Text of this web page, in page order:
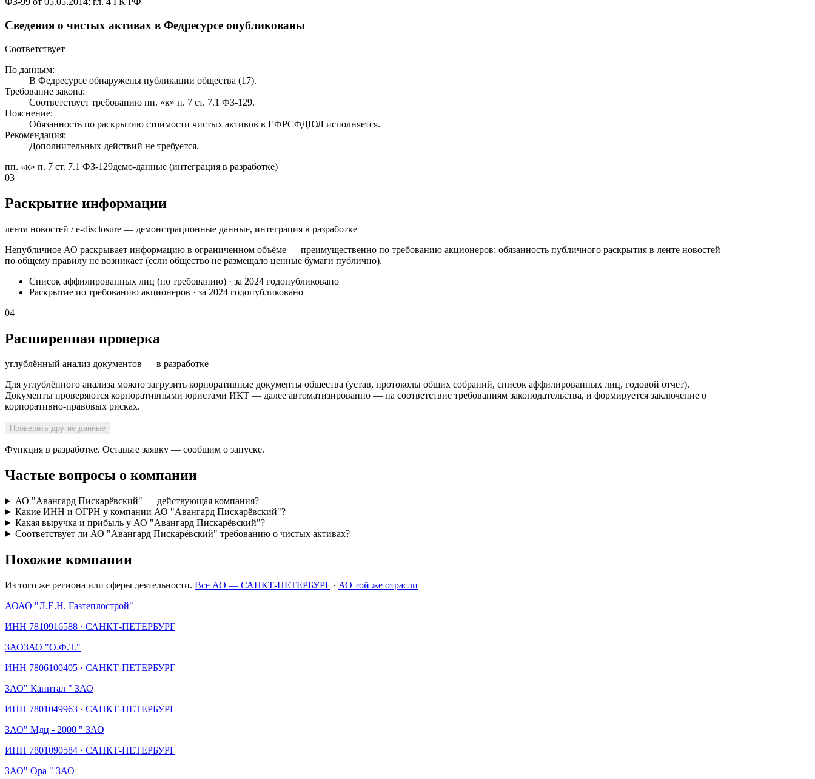
Сведения о чистых активах в Федресурсе опубликованы
Соответствует
По данным:
В Федресурсе обнаружены публикации общества (17).
Требование закона:
Соответствует требованию пп. «к» п. 7 ст. 7.1 ФЗ-129.
Пояснение:
Обязанность по раскрытию стоимости чистых активов в ЕФРСФДЮЛ исполняется.
Рекомендация:
Дополнительных действий не требуется.
пп. «к» п. 7 ст. 7.1 ФЗ-129демо-данные (интеграция в разработке)
03
Раскрытие информации
лента новостей / e-disclosure — демонстрационные данные, интеграция в разработке
Непубличное АО раскрывает информацию в ограниченном объёме — преимущественно по требованию акционеров; обязанность публичного раскрытия в ленте новостей
по общему правилу не возникает (если общество не размещало ценные бумаги публично).
Список аффилированных лиц (по требованию) · за 2024 годопубликовано
Раскрытие по требованию акционеров · за 2024 годопубликовано
04
Расширенная проверка
углублённый анализ документов — в разработке
Для углублённого анализа можно загрузить корпоративные документы общества (устав, протоколы общих собраний, список аффилированных лиц, годовой отчёт).
Документы проверяются корпоративными юристами ИКТ — далее автоматизированно — на соответствие требованиям законодательства, и формируется заключение о
корпоративно-правовых рисках.
Проверить другие данные
Функция в разработке. Оставьте заявку — сообщим о запуске.
Частые вопросы о компании
АО "Авангард Пискарёвский" — действующая компания?
Какие ИНН и ОГРН у компании АО "Авангард Пискарёвский"?
Какая выручка и прибыль у АО "Авангард Пискарёвский"?
Соответствует ли АО "Авангард Пискарёвский" требованию о чистых активах?
Похожие компании
Из того же региона или сферы деятельности. Все АО — САНКТ-ПЕТЕРБУРГ · АО той же отрасли
АОАО "Л.Е.Н. Газтеплострой"
ИНН 7810916588 · САНКТ-ПЕТЕРБУРГ
ЗАОЗАО "О.Ф.Т."
ИНН 7806100405 · САНКТ-ПЕТЕРБУРГ
ЗАО" Капитал " ЗАО
ИНН 7801049963 · САНКТ-ПЕТЕРБУРГ
ЗАО" Мдц - 2000 " ЗАО
ИНН 7801090584 · САНКТ-ПЕТЕРБУРГ
ЗАО" Ора " ЗАО